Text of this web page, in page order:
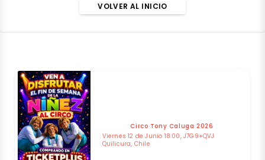
VOLVER AL INICIO
Circo Tony Caluga 2026
Viernes 12 de Junio 18:00, J7G9+QVJ
Quilicura, Chile